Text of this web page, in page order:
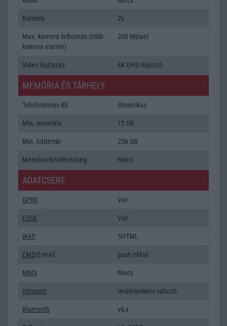
Kamera 2x
Max. kamera felbontás (több
kamera esetén)
200 Mpixel
Video lejátszás 4K UHD lejátszó
MEMÓRIA ÉS TÁRHELY
Telefonkönyv db dinamikus
Min. memória 12 GB
Min. háttértár 256 GB
Memória bővíthetőség Nincs
ADATCSERE
GPRS Van
EDGE Van
WAP 5HTML
EMS/E-mail push eMail
MMS Nincs
Infraport területenként változó
Bluetooth v6,x